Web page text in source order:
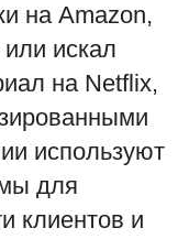
на Amazon,
искал
на Netflix,
используют
для
клиентов и